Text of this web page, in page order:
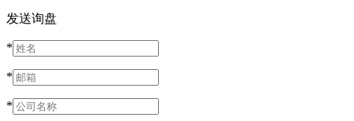
发送询盘
*
*
*